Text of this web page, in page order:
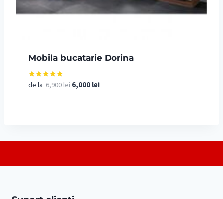
Mobila bucatarie Dorina
Evaluat la
de la6,900lei Prețul
6,000 leiPrețul